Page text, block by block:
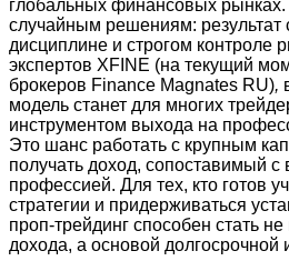
глобальных финансовых рынках.
случайным решениям: результат
дисциплине и строгом контроле
экспертов XFINE (на текущий
брокеров Finance Magnates RU),
модель станет для многих
инструментом выхода на
Это шанс работать с крупным
получать доход, сопоставимый
профессией. Для тех, кто готов
стратегии и придерживаться
проп-трейдинг способен стать
дохода, а основой долгосрочной